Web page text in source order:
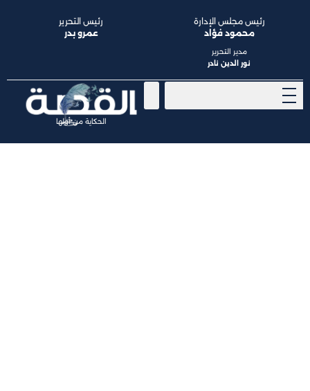
الحكاية من أولها
رئيس مجلس الإدارة
محمود فؤاد
مدير التحرير
نور الدين نادر
رئيس التحرير
عمرو بدر